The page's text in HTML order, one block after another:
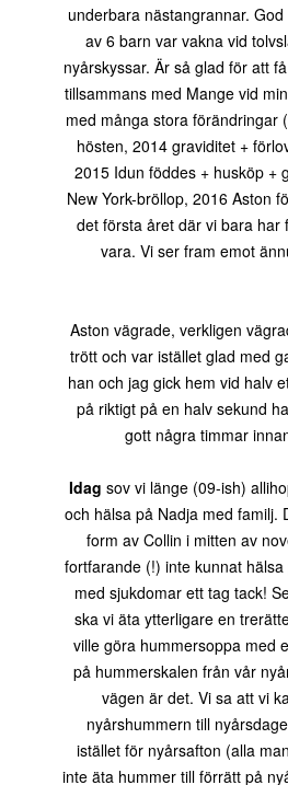
underbara nästangrannar.
av 6 barn var vakna vid
nyårskyssar. Är så glad för att
tillsammans med Mange vid
med många stora förändringar
hösten, 2014 graviditet +
2015 Idun föddes + husköp +
New York-bröllop, 2016 Aston
det första året där vi bara har
vara. Vi ser fram emot
Aston vägrade, verkligen
trött och var istället glad med
han och jag gick hem vid halv
på riktigt på en halv sekund
gott några timmar
Idag sov vi länge (09-ish)
och hälsa på Nadja med familj.
form av Collin i mitten av
fortfarande (!) inte kunnat
med sjukdomar ett tag tack!
ska vi äta ytterligare en
ville göra hummersoppa med
på hummerskalen från vår
vägen är det. Vi sa att vi
nyårshummern till
istället för nyårsafton (alla
inte äta hummer till förrätt på